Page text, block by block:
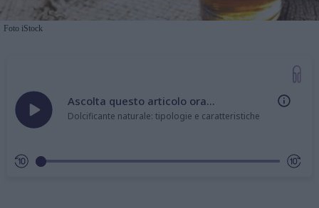
Foto iStock
Ascolta questo articolo ora...
Dolcificante naturale: tipologie e caratteristiche